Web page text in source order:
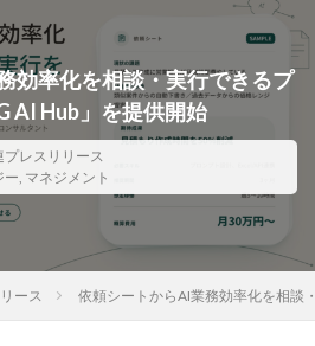
効率化を相談・実行できるプ
AI Hub」を提供開始
プレスリリース
ー, マネジメント
ース 依頼シートからAI業務効率化を相談